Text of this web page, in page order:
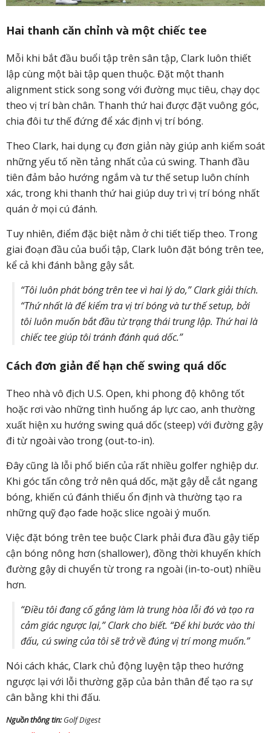
Hai thanh căn chỉnh và một chiếc tee
Mỗi khi bắt đầu buổi tập trên sân tập, Clark luôn thiết
lập cùng một bài tập quen thuộc. Đặt một thanh
alignment stick song song với đường mục tiêu, chạy dọc
theo vị trí bàn chân. Thanh thứ hai được đặt vuông góc,
chia đôi tư thế đứng để xác định vị trí bóng.
Theo Clark, hai dụng cụ đơn giản này giúp anh kiểm soát
những yếu tố nền tảng nhất của cú swing. Thanh đầu
tiên đảm bảo hướng ngắm và tư thế setup luôn chính
xác, trong khi thanh thứ hai giúp duy trì vị trí bóng nhất
quán ở mọi cú đánh.
Tuy nhiên, điểm đặc biệt nằm ở chi tiết tiếp theo. Trong
giai đoạn đầu của buổi tập, Clark luôn đặt bóng trên tee,
kể cả khi đánh bằng gậy sắt.
“Tôi luôn phát bóng trên tee vì hai lý do,” Clark giải thích.
“Thứ nhất là để kiểm tra vị trí bóng và tư thế setup, bởi
tôi luôn muốn bắt đầu từ trạng thái trung lập. Thứ hai là
chiếc tee giúp tôi tránh đánh quá dốc.”
Cách đơn giản để hạn chế swing quá dốc
Theo nhà vô địch U.S. Open, khi phong độ không tốt
hoặc rơi vào những tình huống áp lực cao, anh thường
xuất hiện xu hướng swing quá dốc (steep) với đường gậy
đi từ ngoài vào trong (out-to-in).
Đây cũng là lỗi phổ biến của rất nhiều golfer nghiệp dư.
Khi góc tấn công trở nên quá dốc, mặt gậy dễ cắt ngang
bóng, khiến cú đánh thiếu ổn định và thường tạo ra
những quỹ đạo fade hoặc slice ngoài ý muốn.
Việc đặt bóng trên tee buộc Clark phải đưa đầu gậy tiếp
cận bóng nông hơn (shallower), đồng thời khuyến khích
đường gậy di chuyển từ trong ra ngoài (in-to-out) nhiều
hơn.
“Điều tôi đang cố gắng làm là trung hòa lỗi đó và tạo ra
cảm giác ngược lại,” Clark cho biết. “Để khi bước vào thi
đấu, cú swing của tôi sẽ trở về đúng vị trí mong muốn.”
Nói cách khác, Clark chủ động luyện tập theo hướng
ngược lại với lỗi thường gặp của bản thân để tạo ra sự
cân bằng khi thi đấu.
Nguồn thông tin:Golf Digest